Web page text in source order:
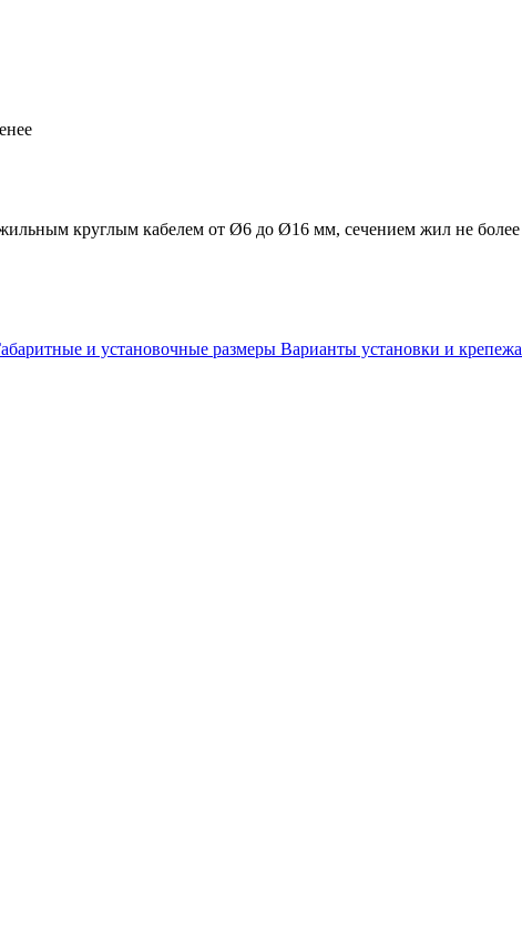
круглым кабелем от Ø6 до Ø16 мм, сечением жил не более
и установочные размеры Варианты установки и крепежа